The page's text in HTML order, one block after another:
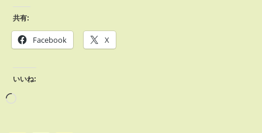
共有:
Facebook X
いいね: